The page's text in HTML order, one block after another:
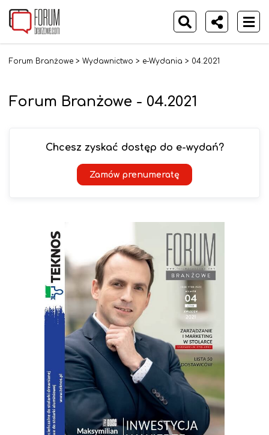
Forum Branżowe > Wydawnictwo > e-Wydania > 04.2021
Forum Branżowe - 04.2021
Chcesz zyskać dostęp do e-wydań?
Zamów prenumeratę